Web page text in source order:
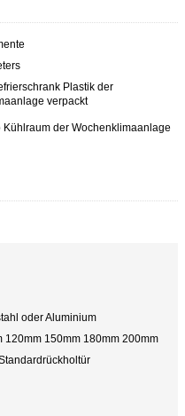
Plastik der
verpackt
Kühlraum der Wochenklimaanlage
oder Aluminium
120mm 150mm 180mm 200mm